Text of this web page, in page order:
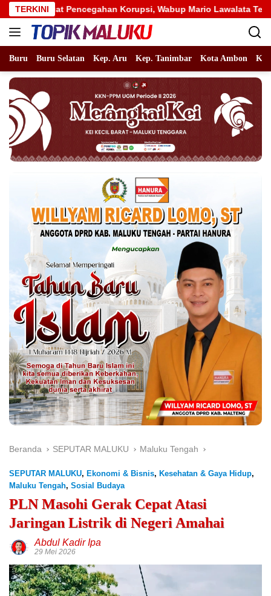
Langsung
ke
konten
TERKINIKorupsi, Wabup Mario Lawalata Tekankan Tata
Buru Buru Selatan Kep. Aru Kep. Tanimbar Kota Ambon
Beranda SEPUTAR MALUKU Maluku Tengah
SEPUTAR MALUKU, Ekonomi & Bisnis, Kesehatan & Gaya Hidup,
Maluku Tengah, Sosial Budaya
PLN Masohi Gerak Cepat Atasi
Jaringan Listrik di Negeri Amahai
Abdul Kadir Ipa
29 Mei 2026